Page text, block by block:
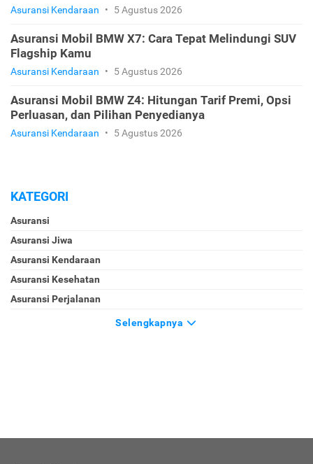
Asuransi Kendaraan • 5 Agustus 2026
Asuransi Mobil BMW X7: Cara Tepat Melindungi SUV
Flagship Kamu
Asuransi Kendaraan • 5 Agustus 2026
Asuransi Mobil BMW Z4: Hitungan Tarif Premi, Opsi
Perluasan, dan Pilihan Penyedianya
Asuransi Kendaraan • 5 Agustus 2026
KATEGORI
Asuransi
Asuransi Jiwa
Asuransi Kendaraan
Asuransi Kesehatan
Asuransi Perjalanan
Selengkapnya